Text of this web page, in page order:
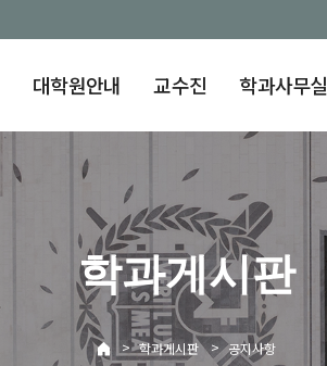
대학원안내 교수진 학과사무실
학과게시판
> 학과게시판 > 공지사항